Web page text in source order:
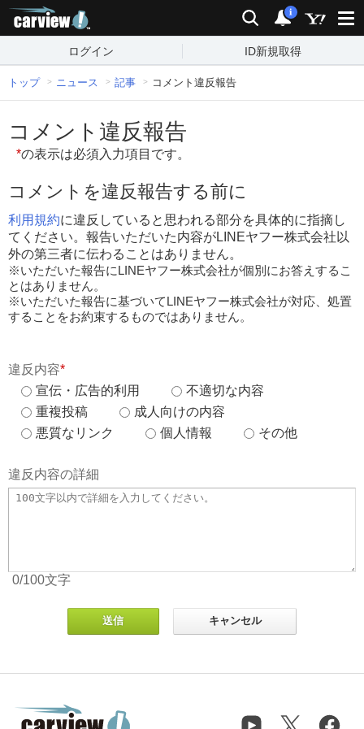
検索 通知
i
ログイン ID新規取得
トップ ニュース 記事 コメント違反報告
コメント違反報告
*の表示は必須入力項目です。
コメントを違反報告する前に
利用規約に違反していると思われる部分を具体的に指摘し
てください。報告いただいた内容がLINEヤフー株式会社以
外の第三者に伝わることはありません。
※いただいた報告にLINEヤフー株式会社が個別にお答えするこ
とはありません。
※いただいた報告に基づいてLINEヤフー株式会社が対応、処置
することをお約束するものではありません。
違反内容*
宣伝・広告的利用
不適切な内容
重複投稿
成人向けの内容
悪質なリンク
個人情報 その他
違反内容の詳細
0/100文字